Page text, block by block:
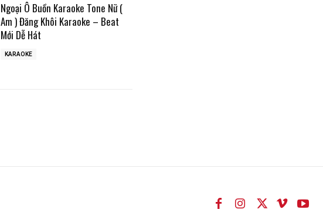
Ngoại Ô Buồn Karaoke Tone Nữ (
Am ) Đăng Khôi Karaoke – Beat
Mới Dễ Hát
KARAOKE